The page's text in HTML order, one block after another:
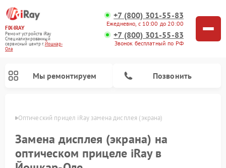
FIX-IRAY
Ремонт устройств iRay
Специализированный
cервисный центр г.Йошкар-
Ола
+7 (800) 301-55-83
Ежедневно, с 10:00 до 20:00
+7 (800) 301-55-83
Звонок бесплатный по РФ
Мы ремонтируем Позвонить
Оптический прицел iRay замена дисплея (экрана)
Замена дисплея (экрана) на
оптическом прицеле iRay в